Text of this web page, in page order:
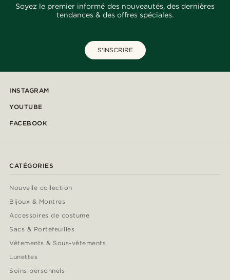
Soyez le premier informé des nouveautés, des dernières
tendances & des offres spéciales.
S'INSCRIRE
INSTAGRAM
YOUTUBE
FACEBOOK
CATÉGORIES
Nouvelle collection
Bijoux & Montres
Accessoires de costume
Sacs & Portefeuilles
Vêtements & Sous-vêtements
Lunettes
Soins personnels